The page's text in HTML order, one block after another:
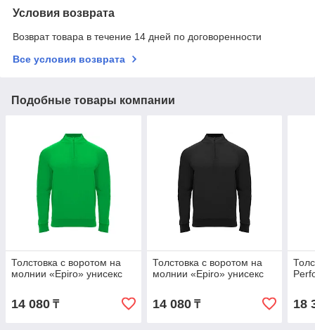
Условия возврата
Возврат товара в течение 14 дней по договоренности
Все условия возврата
Подобные товары компании
Толстовка с воротом на
молнии «Epiro» унисекс
14 080 ₸
Толстовка с воротом на
молнии «Epiro» унисекс
14 080₸ 18